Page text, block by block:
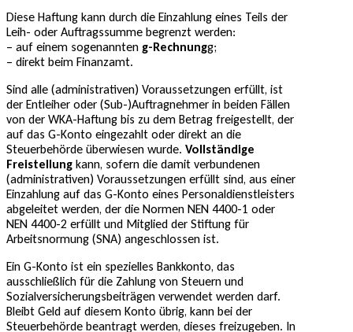
Diese Haftung kann durch die Einzahlung eines Teils der
Leih- oder Auftragssumme begrenzt werden:
– auf einem sogenannten g-Rechnungg;
– direkt beim Finanzamt.
Sind alle (administrativen) Voraussetzungen erfüllt, ist
der Entleiher oder (Sub-)Auftragnehmer in beiden Fällen
von der WKA-Haftung bis zu dem Betrag freigestellt, der
auf das G-Konto eingezahlt oder direkt an die
Steuerbehörde überwiesen wurde. Vollständige
Freistellung kann, sofern die damit verbundenen
(administrativen) Voraussetzungen erfüllt sind, aus einer
Einzahlung auf das G-Konto eines Personaldienstleisters
abgeleitet werden, der die Normen NEN 4400-1 oder
NEN 4400-2 erfüllt und Mitglied der Stiftung für
Arbeitsnormung (SNA) angeschlossen ist.
Ein G-Konto ist ein spezielles Bankkonto, das
ausschließlich für die Zahlung von Steuern und
Sozialversicherungsbeiträgen verwendet werden darf.
Bleibt Geld auf diesem Konto übrig, kann bei der
Steuerbehörde beantragt werden, dieses freizugeben. In